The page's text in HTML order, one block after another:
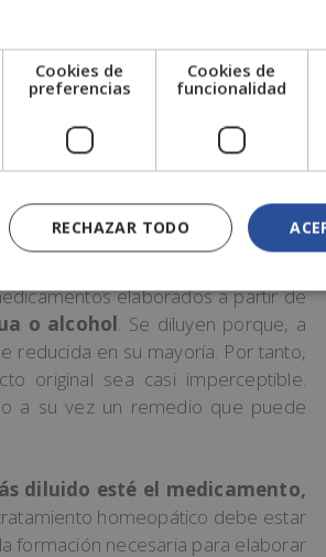
elaborados a partir de
o alcohol. Se diluyen porque, a
reducida en su mayoría. Por tanto,
original sea casi imperceptible.
a su vez un remedio que puede
diluido esté el medicamento,
homeopático debe estar
formación necesaria para elaborar
Cookies de
preferencias
Cookies de
funcionalidad
RECHAZAR TODO